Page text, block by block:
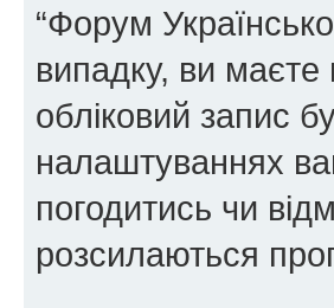
“Форум
випадку, ви
обліковий запис
налаштуваннях
погодитись чи
розсилаються